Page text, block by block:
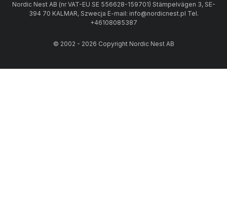
Nordic Nest AB (nr VAT-EU SE 556628-159701) Stämpelvägen 3, SE-
394 70 KALMAR, Szwecja E-mail: info@nordicnest.pl Tel.
+46108085387
© 2002 - 2026 Copyright Nordic Nest AB